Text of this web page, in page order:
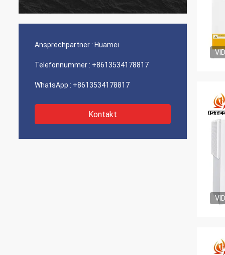
Modell mit überlegenem dynamischen
Beratung und ein Hochleistungsprodukt!
der
Ein
Ansprechpartner : Huamei
Telefonnummer : +8613534178817
WhatsApp : +8613534178817
Kontakt